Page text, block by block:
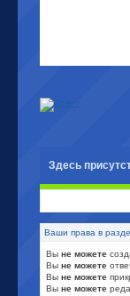
Здесь
Ваши права в
Вы не можете
Вы не можете
Вы не можете
Вы не можете